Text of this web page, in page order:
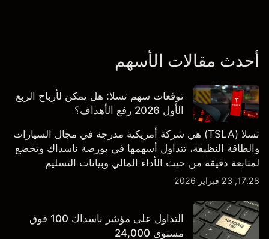
أحدث مقالات الأسهم
توقعات سهم تسلا: هل يمكن لأرباح الربع
الأول 2026 رفع الأهداف؟
تسلا (TSLA) هي شركة أمريكية مدرجة في مجال السيارات
والطاقة النظيفة، تتداول أسهمها في بورصة ناسداك وتخضع
لمتابعة دقيقة من حيث الأداء المالي وبيانات التسليم
والتطورات في التكنولوجيا والتصنيع. استكشف أهداف أسعار
17:28, 23 فبراير 2026
التداول على مؤشر ناسداك 100 فوق
مستوى 24,000